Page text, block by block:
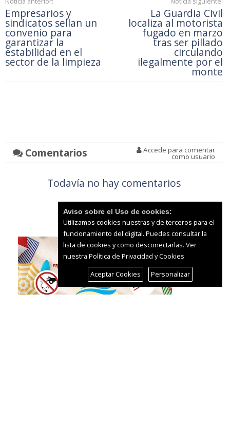
Empresarios y
sindicatos sellan un
convenio para
garantizar la
estabilidad en el
sector de la limpieza
La Guardia Civil
localiza al motorista
fugado en marzo
tras ser pillado
circulando
ilegalmente por el
monte
Comentarios Accede para comentar
como usuario
Todavía no hay comentarios
Aviso sobre el Uso de cookies:
Utilizamos cookies nuestras y de terceros para el
funcionamiento del digital. Puedes consultar la
lista de cookies y como desconectarlas. Ver
nuestra Política de Privacidad y Cookies
Aceptar Cookies
Personalizar